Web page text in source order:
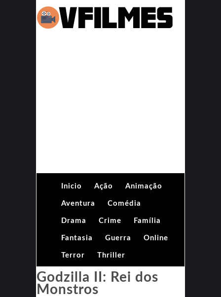
Inicio Ação Animação
Aventura Comédia
Drama Crime Família
Fantasia Guerra Online
Terror Thriller
Godzilla II: Rei dos
Monstros